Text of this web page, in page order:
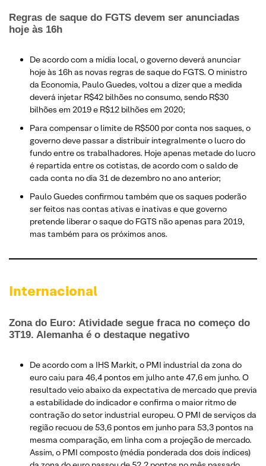
Regras de saque do FGTS devem ser anunciadas
hoje às 16h
De acordo com a mídia local, o governo deverá anunciar
hoje às 16h as novas regras de saque do FGTS. O ministro
da Economia, Paulo Guedes, voltou a dizer que a medida
deverá injetar R$42 bilhões no consumo, sendo R$30
bilhões em 2019 e R$12 bilhões em 2020;
Para compensar o limite de R$500 por conta nos saques, o
governo deve passar a distribuir integralmente o lucro do
fundo entre os trabalhadores. Hoje apenas metade do lucro
é repartida entre os cotistas, de acordo com o saldo de
cada conta no dia 31 de dezembro no ano anterior;
Paulo Guedes confirmou também que os saques poderão
ser feitos nas contas ativas e inativas e que governo
pretende liberar o saque do FGTS não apenas para 2019,
mas também para os próximos anos.
Internacional
Zona do Euro: Atividade segue fraca no começo do
3T19. Alemanha é o destaque negativo
De acordo com a IHS Markit, o PMI industrial da zona do
euro caiu para 46,4 pontos em julho ante 47,6 em junho. O
resultado veio abaixo da expectativa de mercado que previa
a estabilidade do indicador e confirma o maior ritmo de
contração do setor industrial europeu. O PMI de serviços da
região recuou de 53,6 pontos em junho para 53,3 pontos na
mesma comparação, em linha com a projeção de mercado.
Assim, o PMI composto (média ponderada dos dois índices)